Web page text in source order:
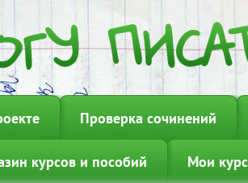
Проверка сочинений
курсов и пособий Мои